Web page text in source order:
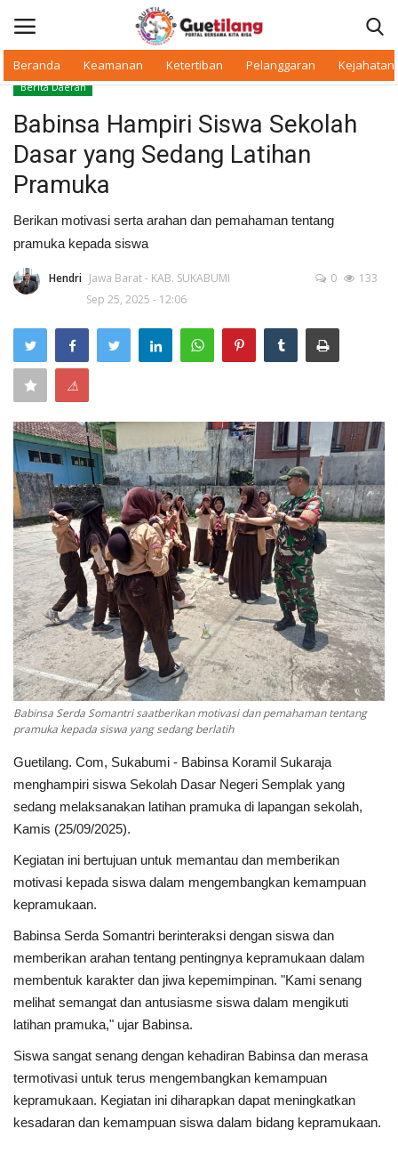
Beranda Keamanan Ketertiban Pelanggaran Kejahatan
Beranda
Makan Bergizi
Warkop Digital
Pelanggaran
Ketertiban
Keamanan
Kejahatan
Cybers Event
UMKM & Ekonomi Kreatif
Pekerja Migran Indonesia
Ekonomi
Pendidikan
Olahraga
Kesehatan
Layanan Publik
Perempuan/Anak
Berita Daerah
Babinsa Hampiri Siswa Sekolah
Dasar yang Sedang Latihan
Pramuka
Berikan motivasi serta arahan dan pemahaman tentang
pramuka kepada siswa
Hendri Jawa Barat - KAB. SUKABUMI
Sep 25, 2025 - 12:06
0 133
⚠
Babinsa Serda Somantri saatberikan motivasi dan pemahaman tentang
pramuka kepada siswa yang sedang berlatih
Guetilang. Com, Sukabumi - Babinsa Koramil Sukaraja
menghampiri siswa Sekolah Dasar Negeri Semplak yang
sedang melaksanakan latihan pramuka di lapangan sekolah,
Kamis (25/09/2025).
Kegiatan ini bertujuan untuk memantau dan memberikan
motivasi kepada siswa dalam mengembangkan kemampuan
kepramukaan.
Babinsa Serda Somantri berinteraksi dengan siswa dan
memberikan arahan tentang pentingnya kepramukaan dalam
membentuk karakter dan jiwa kepemimpinan. "Kami senang
melihat semangat dan antusiasme siswa dalam mengikuti
latihan pramuka," ujar Babinsa.
Siswa sangat senang dengan kehadiran Babinsa dan merasa
termotivasi untuk terus mengembangkan kemampuan
kepramukaan. Kegiatan ini diharapkan dapat meningkatkan
kesadaran dan kemampuan siswa dalam bidang kepramukaan.